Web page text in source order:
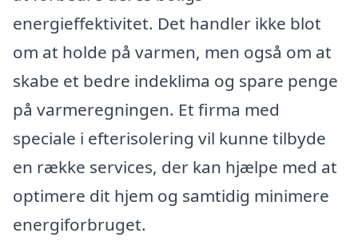
energieffektivitet. Det handler ikke blot
om at holde på varmen, men også om at
skabe et bedre indeklima og spare penge
på varmeregningen. Et firma med
speciale i efterisolering vil kunne tilbyde
en række services, der kan hjælpe med at
optimere dit hjem og samtidig minimere
energiforbruget.